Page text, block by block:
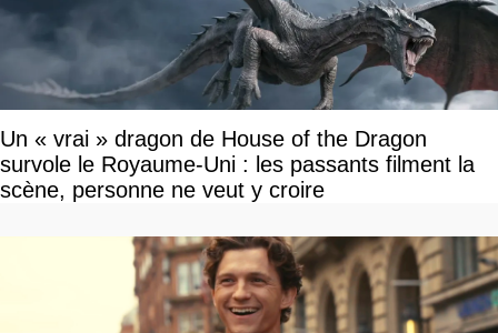
Un « vrai » dragon de House of the Dragon
survole le Royaume-Uni : les passants filment la
scène, personne ne veut y croire